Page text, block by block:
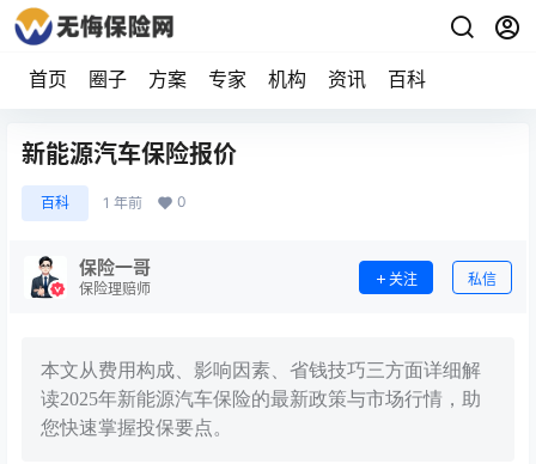
首页 圈子 方案 专家 机构 资讯 百科
新能源汽车保险报价
百科 1 年前 0
保险一哥
保险理赔师
关注 私信
本文从费用构成、影响因素、省钱技巧三方面详细解
读2025年新能源汽车保险的最新政策与市场行情，助
您快速掌握投保要点。